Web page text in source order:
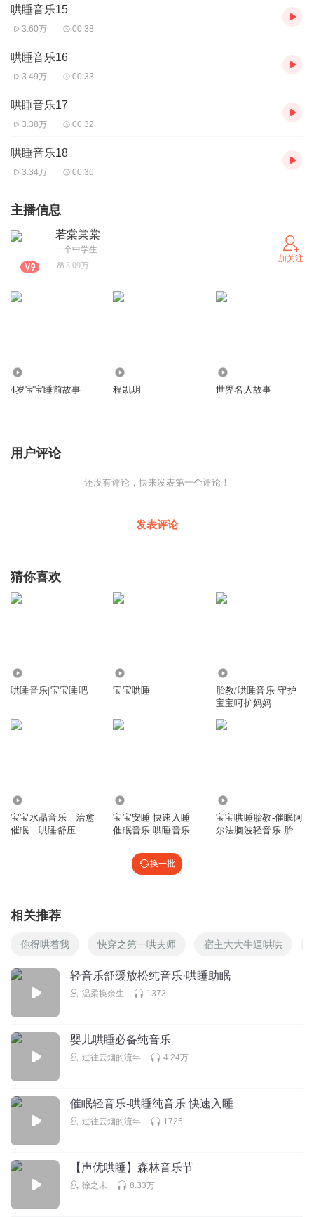
哄睡音乐15
3.60万 00:38
哄睡音乐16
3.49万 00:33
哄睡音乐17
3.38万 00:32
哄睡音乐18
3.34万 00:36
主播信息
若棠棠棠
一个中学生
3.09万
加关注
4岁宝宝睡前故事 程凯玥 世界名人故事
用户评论
还没有评论，快来发表第一个评论！
发表评论
猜你喜欢
哄睡音乐|宝宝睡吧 宝宝哄睡
胎教/哄睡音乐-守护
宝宝呵护妈妈
宝宝水晶音乐｜治愈
催眠｜哄睡舒压
宝宝安睡 快速入睡
催眠音乐 哄睡音乐
宝宝哄睡胎教-催眠阿
尔法脑波轻音乐-胎教
换一批
相关推荐
你得哄着我 快穿之第一哄夫师 宿主大大牛逼哄哄
轻音乐舒缓放松纯音乐·哄睡助眠
温柔换余生 1373
婴儿哄睡必备纯音乐
过往云烟的流年 4.24万
催眠轻音乐-哄睡纯音乐 快速入睡
过往云烟的流年 1725
【声优哄睡】森林音乐节
徐之末 8.33万